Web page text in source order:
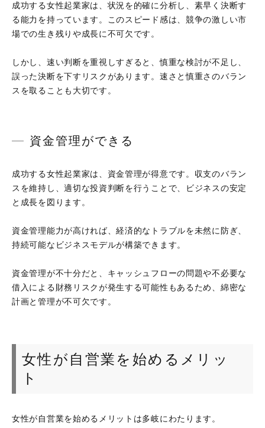
成功する女性起業家は、状況を的確に分析し、素早く決断す
る能力を持っています。このスピード感は、競争の激しい市
場での生き残りや成長に不可欠です。
しかし、速い判断を重視しすぎると、慎重な検討が不足し、
誤った決断を下すリスクがあります。速さと慎重さのバラン
スを取ることも大切です。
資金管理ができる
成功する女性起業家は、資金管理が得意です。収支のバラン
スを維持し、適切な投資判断を行うことで、ビジネスの安定
と成長を図ります。
資金管理能力が高ければ、経済的なトラブルを未然に防ぎ、
持続可能なビジネスモデルが構築できます。
資金管理が不十分だと、キャッシュフローの問題や不必要な
借入による財務リスクが発生する可能性もあるため、綿密な
計画と管理が不可欠です。
女性が自営業を始めるメリッ
ト
女性が自営業を始めるメリットは多岐にわたります。